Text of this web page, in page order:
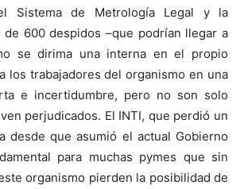
Sistema de Metrología Legal y la
de 600 despidos –que podrían llegar a
se dirima una interna en el propio
los trabajadores del organismo en una
e incertidumbre, pero no son solo
perjudicados. El INTI, que perdió un
desde que asumió el actual Gobierno
para muchas pymes que sin
organismo pierden la posibilidad de